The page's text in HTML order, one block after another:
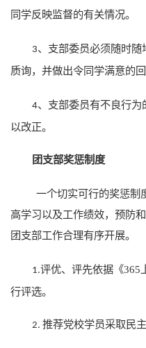
同学反映监督的有关情况。
3、支部委员必须随时
质询，并做出令同学满意的回
4、支部委员有不良行为
以改正。
团支部奖惩制度
一个切实可行的奖惩制
高学习以及工作绩效，预防
团支部工作合理有序开展。
1.评优、评先依据《365
行评选。
2. 推荐党校学员采取民